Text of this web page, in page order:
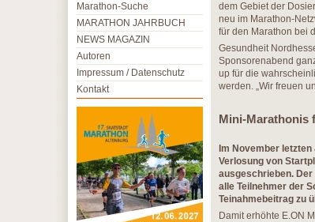
dem Gebiet der
neu im Marathon-
für den Marathon bei
Gesundheit
Sponsorenabend
up für die
werden. „Wir freuen
Mini-Marathonis
Im November
Verlosung von
ausgeschrieben.
alle Teilnehmer der
Teinahmebeitrag zu
Damit erhöhte E.ON
Marathon-Suche
MARATHON JAHRBUCH
NEWS MAGAZIN
Autoren
Impressum / Datenschutz
Kontakt